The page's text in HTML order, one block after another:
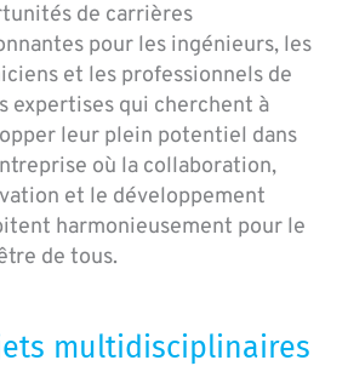
de carrières
pour les ingénieurs, les
et les professionnels de
expertises qui cherchent à
leur plein potentiel dans
où la collaboration,
et le développement
harmonieusement pour le
de tous.
multidisciplinaires